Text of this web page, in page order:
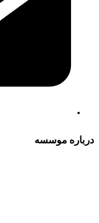
درباره موسسه